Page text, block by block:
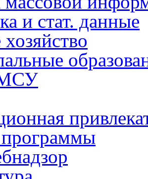
и стат. данные